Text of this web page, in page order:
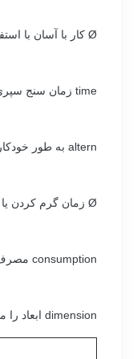
Ø کار با آسان با استفاده از سوئیچ های جداگانه برای هر منبع نور.
time زمان سنج سپری شده برای ردیابی تعویض لامپ بهینه.
altern به طور خودکار متناوب در میان منابع نوری.
Ø زمان گرم کردن یا سوسو زدن که قضاوت رنگی سریع و مطمئن را تضمین می کند.
consumption مصرف برق اقتصادی و تولید گرمای کم برای راندمان نوری بالا.
dimension ابعاد را می توان با شخصی سازی انجام داد